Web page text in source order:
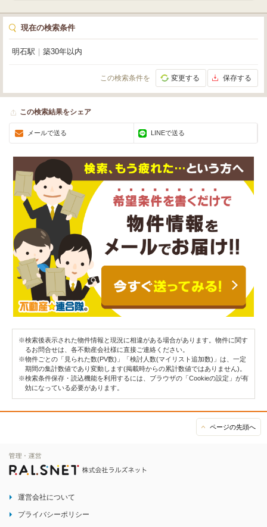
現在の検索条件
明石駅 築30年以内
この検索条件を 変更する 保存する
この検索結果をシェア
メールで送る LINEで送る
※検索後表示された物件情報と現況に相違がある場合があります。物件に関す
るお問合せは、各不動産会社様に直接ご連絡ください。
※物件ごとの「見られた数(PV数)」「検討人数(マイリスト追加数)」は、一定
期間の集計数値であり変動します(掲載時からの累計数値ではありません)。
※検索条件保存・読込機能を利用するには、ブラウザの「Cookieの設定」が有
効になっている必要があります。
ページの先頭へ
運営会社について
プライバシーポリシー